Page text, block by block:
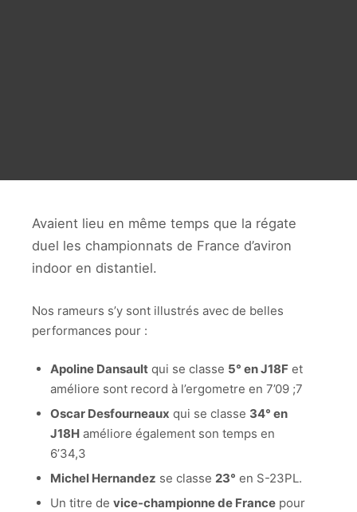
Avaient lieu en même temps que la régate
duel les championnats de France d’aviron
indoor en distantiel.
Nos rameurs s’y sont illustrés avec de belles
performances pour :
Apoline Dansaultqui se classe 5° en J18Fet
améliore sont record à l’ergometre en 7’09 ;7
Oscar Desfourneaux qui se classe 34° en
J18Haméliore également son temps en
6’34,3
Michel Hernandez se classe 23° en S-23PL.
Un titre de vice-championne de Francepour